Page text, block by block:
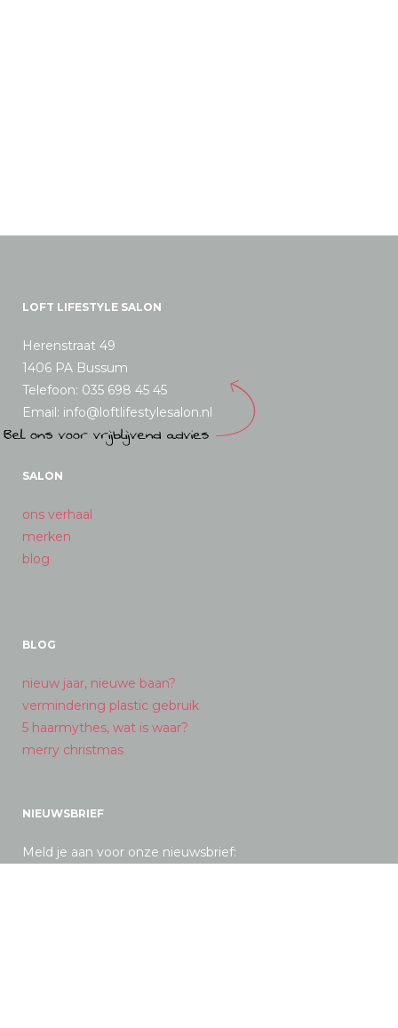
LOFT LIFESTYLE SALON
Herenstraat 49
1406 PA Bussum
Telefoon: 035 698 45 45
Email: info@loftlifestylesalon.nl
SALON
ons verhaal
merken
blog
BLOG
nieuw jaar, nieuwe baan?
vermindering plastic gebruik
5 haarmythes, wat is waar?
merry christmas
NIEUWSBRIEF
Meld je aan voor onze nieuwsbrief: